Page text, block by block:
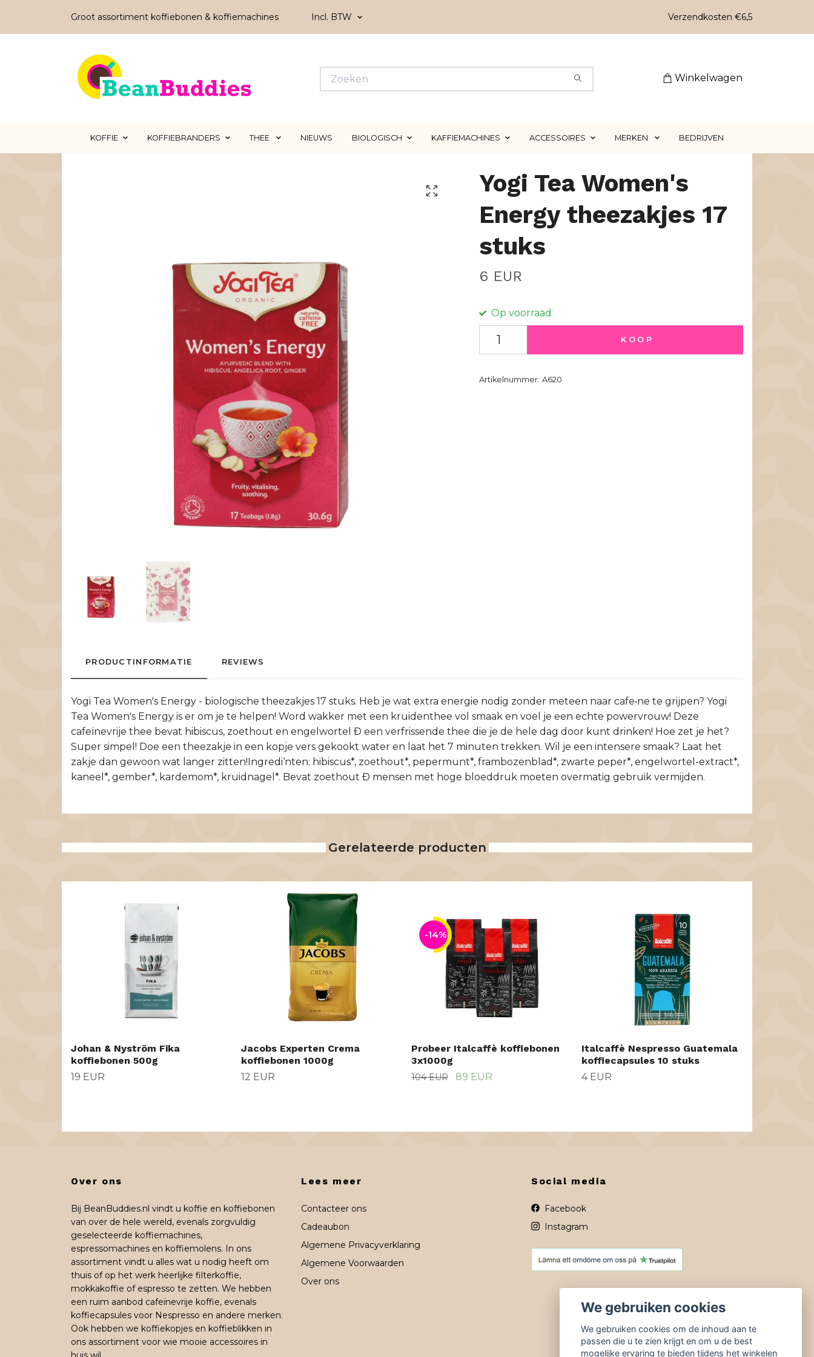
Groot assortiment koffiebonen & koffiemachines Incl. BTW Verzendkosten €6,5
Winkelwagen
KOFFIE KOFFIEBRANDERS THEE NIEUWS BIOLOGISCH KAFFIEMACHINES ACCESSOIRES MERKEN BEDRIJVEN
Yogi Tea Women's
Energy theezakjes 17
stuks
6 EUR
Op voorraad
KOOP
Artikelnummer: A620
PRODUCTINFORMATIE REVIEWS
Yogi Tea Women's Energy - biologische theezakjes 17 stuks. Heb je wat extra energie nodig zonder meteen naar cafe•ne te grijpen? Yogi
Tea Women's Energy is er om je te helpen! Word wakker met een kruidenthee vol smaak en voel je een echte powervrouw! Deze
cafeïnevrije thee bevat hibiscus, zoethout en engelwortel Ð een verfrissende thee die je de hele dag door kunt drinken! Hoe zet je het?
Super simpel! Doe een theezakje in een kopje vers gekookt water en laat het 7 minuten trekken. Wil je een intensere smaak? Laat het
zakje dan gewoon wat langer zitten!Ingredi‘nten: hibiscus*, zoethout*, pepermunt*, frambozenblad*, zwarte peper*, engelwortel-extract*,
kaneel*, gember*, kardemom*, kruidnagel*. Bevat zoethout Ð mensen met hoge bloeddruk moeten overmatig gebruik vermijden.
Gerelateerde producten
Johan & Nyström Fika
koffiebonen 500g
19 EUR
Jacobs Experten Crema
koffiebonen 1000g
12 EUR
-14%
Probeer Italcaffè koffiebonen
3x1000g
104 EUR 89 EUR
Italcaffè Nespresso Guatemala
koffiecapsules 10 stuks
4 EUR
Over ons
Bij BeanBuddies.nl vindt u koffie en koffiebonen
van over de hele wereld, evenals zorgvuldig
geselecteerde koffiemachines,
espressomachines en koffiemolens. In ons
assortiment vindt u alles wat u nodig heeft om
thuis of op het werk heerlijke filterkoffie,
mokkakoffie of espresso te zetten. We hebben
een ruim aanbod cafeïnevrije koffie, evenals
koffiecapsules voor Nespresso en andere merken.
Ook hebben we koffiekopjes en koffieblikken in
ons assortiment voor wie mooie accessoires in
Lees meer
Contacteer ons
Cadeaubon
Algemene Privacyverklaring
Algemene Voorwaarden
Over ons
Social media
Facebook
Instagram
We gebruiken cookies
We gebruiken cookies om de inhoud aan te
passen die u te zien krijgt en om u de best
mogelijke ervaring te bieden tijdens het winkelen